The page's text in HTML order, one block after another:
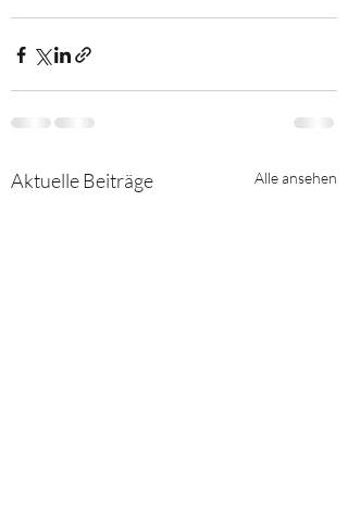
Aktuelle Beiträge Alle ansehen